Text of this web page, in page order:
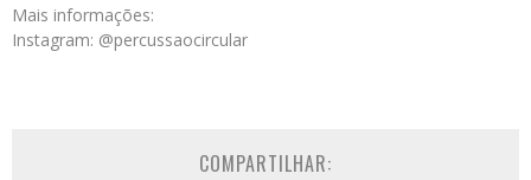
Mais informações:
Instagram: @percussaocircular
COMPARTILHAR: